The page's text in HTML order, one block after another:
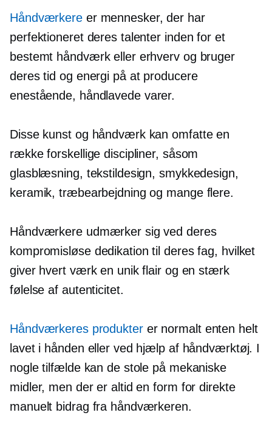
Håndværkereer mennesker, der har
perfektioneret deres talenter inden for et
bestemt håndværk eller erhverv og bruger
deres tid og energi på at producere
enestående, håndlavede varer.
Disse kunst og håndværk kan omfatte en
række forskellige discipliner, såsom
glasblæsning, tekstildesign, smykkedesign,
keramik, træbearbejdning og mange flere.
Håndværkere udmærker sig ved deres
kompromisløse dedikation til deres fag, hvilket
giver hvert værk en unik flair og en stærk
følelse af autenticitet.
Håndværkeres produkterer normalt enten helt
lavet i hånden eller ved hjælp af håndværktøj. I
nogle tilfælde kan de stole på mekaniske
midler, men der er altid en form for direkte
manuelt bidrag fra håndværkeren.